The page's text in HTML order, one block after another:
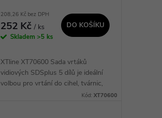
208,26 Kč bez DPH
252 Kč / ks
Skladem >5 ks
DO KOŠÍKU
XTline XT70600 Sada vrtáků
vidiových SDSplus 5 dílů je ideální
volbou pro vrtání do cihel, tvárnic,
zdiva, betonu a žuly. Díky zvětšené
Kód: XT70600